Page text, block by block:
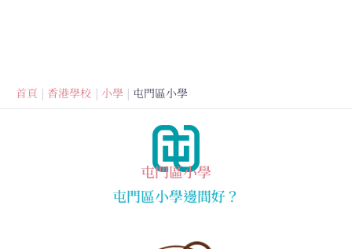
首頁 香港學校 小學 屯門區小學
屯門區小學
屯門區小學邊間好？